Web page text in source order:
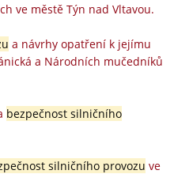
ve městě Týn nad Vltavou.
a návrhy opatření k jejímu
a Národních mučedníků
bezpečnost silničního
silničního provozu ve